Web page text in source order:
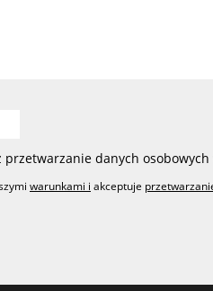
danych
warunkami i akceptuje